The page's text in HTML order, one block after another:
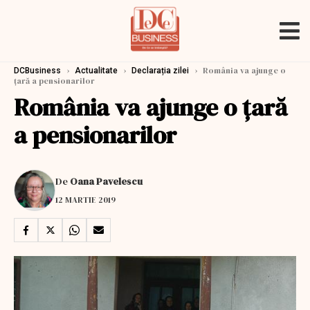
DCBusiness › Actualitate › Declarația zilei › România va ajunge o
țară a pensionarilor
România va ajunge o țară
a pensionarilor
De Oana Pavelescu
12 MARTIE 2019